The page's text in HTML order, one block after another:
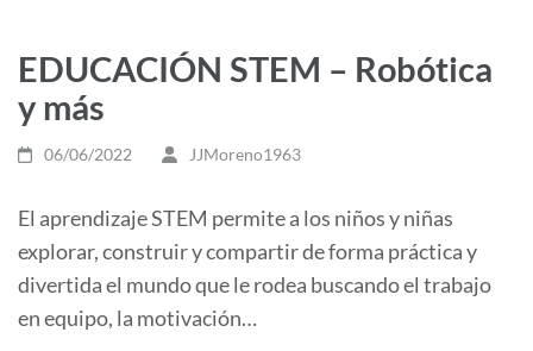
EDUCACIÓN STEM – Robótica
y más
06/06/2022 JJMoreno1963
El aprendizaje STEM permite a los niños y niñas
explorar, construir y compartir de forma práctica y
divertida el mundo que le rodea buscando el trabajo
en equipo, la motivación…